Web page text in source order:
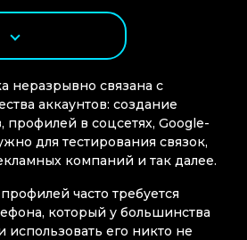
неразрывно связана с
аккаунтов: создание
профилей в соцсетях, Google-
для тестирования связок,
компаний и так далее.
часто требуется
который у большинства
его никто не